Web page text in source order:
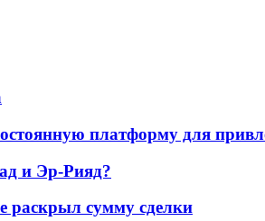
платформу для
и Эр-Рияд?
раскрыл сумму сделки